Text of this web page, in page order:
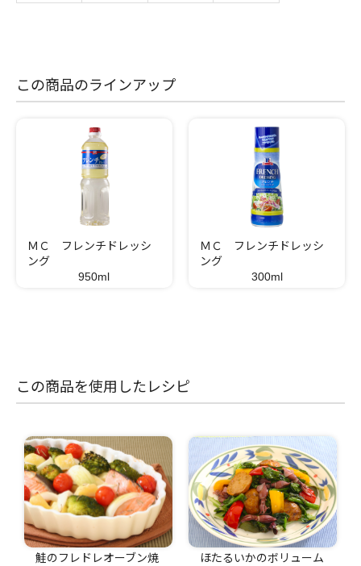
この商品のラインアップ
ＭＣ フレンチドレッシ
ング
950ml
ＭＣ フレンチドレッシ
ング
300ml
この商品を使用したレシピ
鮭のフレドレオーブン焼
ほたるいかのボリューム